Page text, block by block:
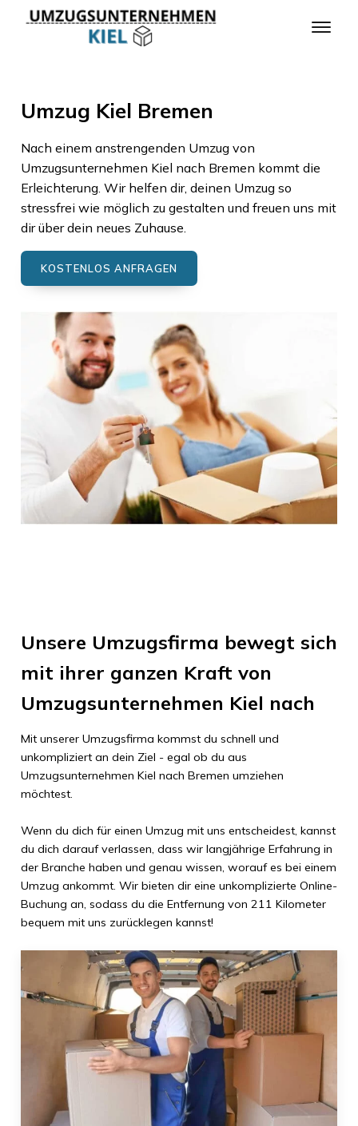
Umzug Kiel Bremen
Nach einem anstrengenden Umzug von
Umzugsunternehmen Kiel nach Bremen kommt die
Erleichterung. Wir helfen dir, deinen Umzug so
stressfrei wie möglich zu gestalten und freuen uns mit
dir über dein neues Zuhause.
KOSTENLOS ANFRAGEN
Unsere Umzugsfirma bewegt sich
mit ihrer ganzen Kraft von
Umzugsunternehmen Kiel nach
Mit unserer Umzugsfirma kommst du schnell und
unkompliziert an dein Ziel - egal ob du aus
Umzugsunternehmen Kiel nach Bremen umziehen
möchtest.
Wenn du dich für einen Umzug mit uns entscheidest, kannst
du dich darauf verlassen, dass wir langjährige Erfahrung in
der Branche haben und genau wissen, worauf es bei einem
Umzug ankommt. Wir bieten dir eine unkomplizierte Online-
Buchung an, sodass du die Entfernung von 211 Kilometer
bequem mit uns zurücklegen kannst!